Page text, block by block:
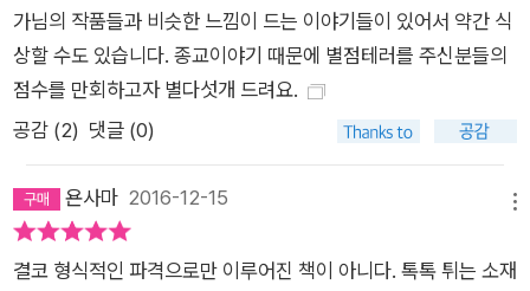
가님의 작품들과 비슷한 느낌이 드는 이야기들이 있어서 약간 식
상할 수도 있습니다. 종교이야기 때문에 별점테러를 주신분들의
점수를 만회하고자 별다섯개 드려요.
공감 (2) 댓글 (0)
욘사마 2016-12-15
결코 형식적인 파격으로만 이루어진 책이 아니다. 톡톡 튀는 소재